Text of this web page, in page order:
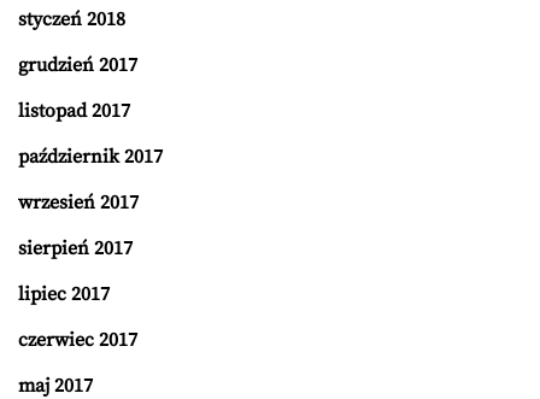
styczeń 2018
grudzień 2017
listopad 2017
październik 2017
wrzesień 2017
sierpień 2017
lipiec 2017
czerwiec 2017
maj 2017